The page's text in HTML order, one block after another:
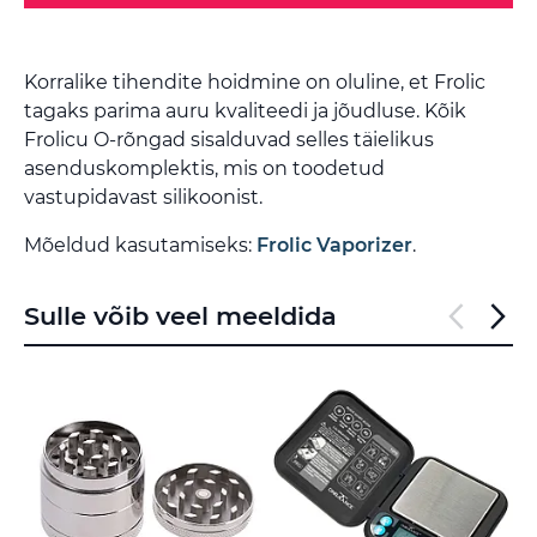
Korralike tihendite hoidmine on oluline, et Frolic
tagaks parima auru kvaliteedi ja jõudluse. Kõik
Frolicu O-rõngad sisalduvad selles täielikus
asenduskomplektis, mis on toodetud
vastupidavast silikoonist.
Mõeldud kasutamiseks: Frolic Vaporizer.
Sulle võib veel meeldida